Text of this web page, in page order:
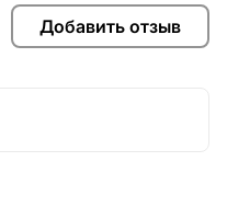
Добавить отзыв